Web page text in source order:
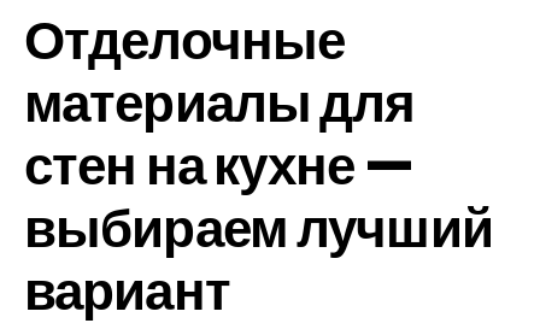
Отделочные
материалы для
стен на кухне —
выбираем лучший
вариант